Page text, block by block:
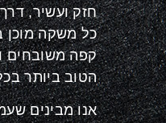
חזק ועשיר,
כל משקה מוכן
קפה משובחים
הטוב ביותר
אנו מבינים